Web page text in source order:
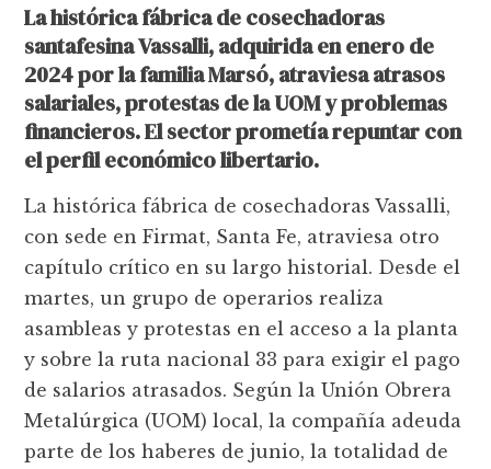
La histórica fábrica de cosechadoras
santafesina Vassalli, adquirida en enero de
2024 por la familia Marsó, atraviesa atrasos
salariales, protestas de la UOM y problemas
financieros. El sector prometía repuntar con
el perfil económico libertario.
La histórica fábrica de cosechadoras Vassalli,
con sede en Firmat, Santa Fe, atraviesa otro
capítulo crítico en su largo historial. Desde el
martes, un grupo de operarios realiza
asambleas y protestas en el acceso a la planta
y sobre la ruta nacional 33 para exigir el pago
de salarios atrasados. Según la Unión Obrera
Metalúrgica (UOM) local, la compañía adeuda
parte de los haberes de junio, la totalidad de